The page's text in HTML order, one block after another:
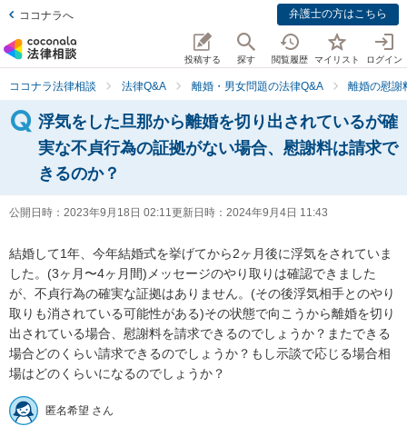
ココナラへ 弁護士の方はこちら
投稿する 探す 閲覧履歴 マイリスト ログイン
ココナラ法律相談 法律Q&A 離婚・男女問題の法律Q&A 離婚の慰謝
浮気をした旦那から離婚を切り出されているが確
実な不貞行為の証拠がない場合、慰謝料は請求で
きるのか？
公開日時： 2023年9月18日 02:11更新日時： 2024年9月4日 11:43
結婚して1年、今年結婚式を挙げてから2ヶ月後に浮気をされていま
した。(3ヶ月〜4ヶ月間)メッセージのやり取りは確認できました
が、不貞行為の確実な証拠はありません。(その後浮気相手とのやり
取りも消されている可能性がある)その状態で向こうから離婚を切り
出されている場合、慰謝料を請求できるのでしょうか？またできる
場合どのくらい請求できるのでしょうか？もし示談で応じる場合相
場はどのくらいになるのでしょうか？
匿名希望 さん